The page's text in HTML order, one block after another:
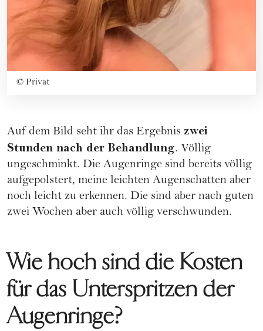
© Privat
Auf dem Bild seht ihr das Ergebnis zwei
Stunden nach der Behandlung. Völlig
ungeschminkt. Die Augenringe sind bereits völlig
aufgepolstert, meine leichten Augenschatten aber
noch leicht zu erkennen. Die sind aber nach guten
zwei Wochen aber auch völlig verschwunden.
Wie hoch sind die Kosten
für das Unterspritzen der
Augenringe?